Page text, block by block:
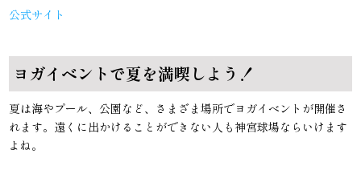
公式サイト
ヨガイベントで夏を満喫しよう！
夏は海やプール、公園など、さまざま場所でヨガイベントが開催さ
れます。遠くに出かけることができない人も神宮球場ならいけます
よね。